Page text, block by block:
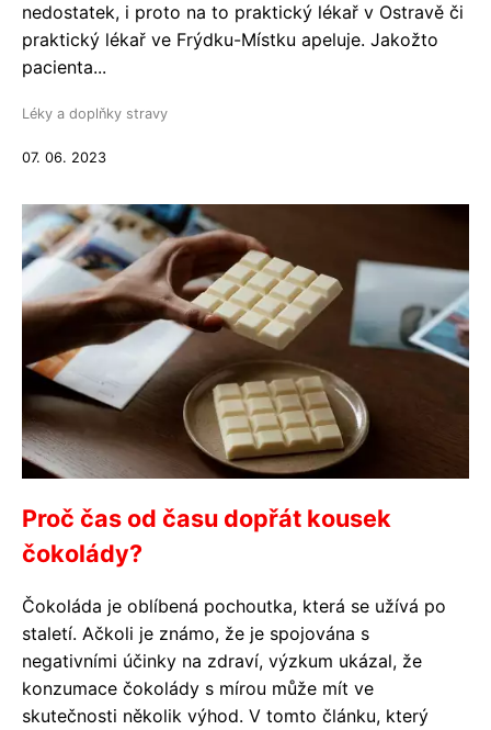
nedostatek, i proto na to praktický lékař v Ostravě či
praktický lékař ve Frýdku-Místku apeluje. Jakožto
pacienta...
Léky a doplňky stravy
07. 06. 2023
Proč čas od času dopřát kousek
čokolády?
Čokoláda je oblíbená pochoutka, která se užívá po
staletí. Ačkoli je známo, že je spojována s
negativními účinky na zdraví, výzkum ukázal, že
konzumace čokolády s mírou může mít ve
skutečnosti několik výhod. V tomto článku, který